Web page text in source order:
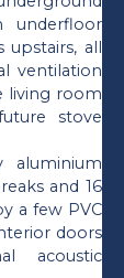
underfloor
all
ventilation
living room
stove
aluminium
and 16
a few PVC
doors
acoustic